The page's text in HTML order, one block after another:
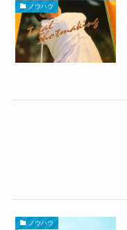
ノウハウ
ノウハウ